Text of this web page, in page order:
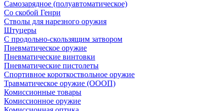
Самозарядное (полуавтоматическое)
Со скобой Генри
Стволы для нарезного оружия
Штуцеры
С продольно-скользящим затвором
Пневматическое оружие
Пневматические винтовки
Пневматические пистолеты
Спортивное короткоствольное оружие
Травматическое оружие (ОООП)
Комиссионные товары
Комиссионное оружие